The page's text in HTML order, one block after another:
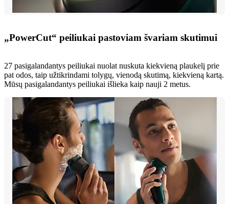
„PowerCut“ peiliukai pastoviam švariam skutimui
27 pasigalandantys peiliukai nuolat nuskuta kiekvieną plaukelį prie
pat odos, taip užtikrindami tolygų, vienodą skutimą, kiekvieną kartą.
Mūsų pasigalandantys peiliukai išlieka kaip nauji 2 metus.